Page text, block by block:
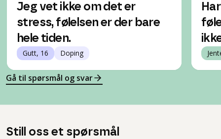
Jeg vet ikke om det er
stress, følelsen er der bare
hele tiden.
Gutt, 16 Doping
Gå til spørsmål og svar
Still oss et spørsmål